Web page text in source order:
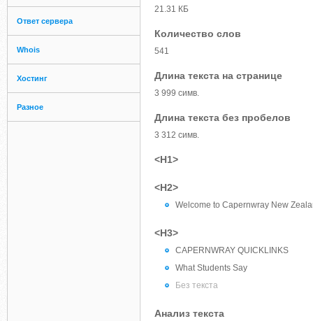
Ответ сервера
Whois
Хостинг
Разное
21.31 КБ
Количество слов
541
Длина текста на странице
3 999 симв.
Длина текста без пробелов
3 312 симв.
<H1>
<H2>
Welcome to Capernwray New
<H3>
CAPERNWRAY QUICKLINKS
What Students Say
Без текста
Анализ текста